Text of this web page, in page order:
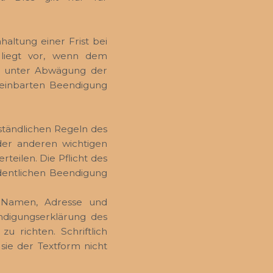
einer Frist bei
vor, wenn dem
unter Abwägung der
Beendigung
Regeln des
anderen wichtigen
Die Pflicht des
Beendigung
Adresse und
des
richten. Schriftlich
der Textform nicht